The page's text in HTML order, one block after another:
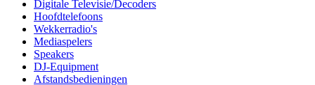
Digitale Televisie/Decoders
Hoofdtelefoons
Wekkerradio's
Mediaspelers
Speakers
DJ-Equipment
Afstandsbedieningen